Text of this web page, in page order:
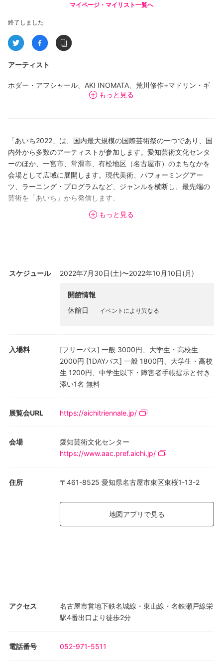
マイページ・マイリスト一覧へ
終了しました
アーティスト
ホダー・アフシャール、AKI INOMATA、荒川修作+マドリン・ギ
ンズ、マルセル・ブロータース、ジョン・ケージ、曹斐、ケイ
ル・オロスコ、カズ・オオシロ、スティーヴ・ライヒ、笹本晃、
塩見允枝子、塩田千春、田村友一郎、渡辺篤（アイムヒア プロジ
ェクト）、アピチャッポン・ウィーラセタクン 他
もっと見る
「あいち2022」は、国内最大規模の国際芸術祭の一つであり、国
内外から多数のアーティストが参加します。愛知芸術文化センタ
ーのほか、一宮市、常滑市、有松地区（名古屋市）のまちなかを
会場として広域に展開します。現代美術、パフォーミングアー
ツ、ラーニング・プログラムなど、ジャンルを横断し、最先端の
芸術を「あいち」から発信します。
会場: 愛知芸術文化センター、一宮市、常滑市、有松地区（名古屋
もっと見る
スケジュール 2022年7月30日(土)〜2022年10月10日(月)
開館情報
休館日
イベントにより異なる
入場料
[フリーパス] 一般 3000円、大学生・高校生
2000円 [1DAYパス] 一般 1800円、大学生・高校
生 1200円、中学生以下・障害者手帳提示と付き
添い1名 無料
展覧会URL https://aichitriennale.jp/
会場
愛知芸術文化センター
https://www.aac.pref.aichi.jp/
住所 〒461-8525 愛知県名古屋市東区東桜1-13-2
地図アプリで見る
アクセス
名古屋市営地下鉄名城線・東山線・名鉄瀬戸線栄
駅4番出口より徒歩2分
電話番号 052-971-5511